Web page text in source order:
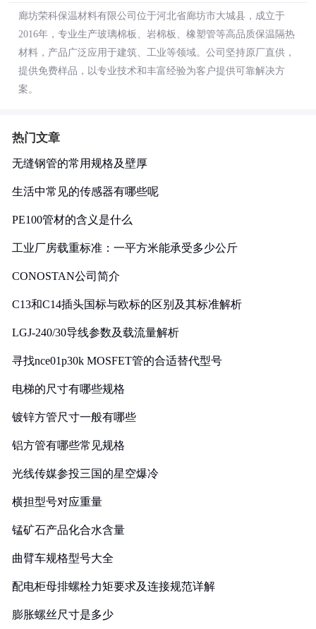
廊坊荣科保温材料有限公司位于河北省廊坊市大城县，成立于
2016年，专业生产玻璃棉板、岩棉板、橡塑管等高品质保温隔热
材料，产品广泛应用于建筑、工业等领域。公司坚持原厂直供，
提供免费样品，以专业技术和丰富经验为客户提供可靠解决方
案。
热门文章
无缝钢管的常用规格及壁厚
生活中常见的传感器有哪些呢
PE100管材的含义是什么
工业厂房载重标准：一平方米能承受多少公斤
CONOSTAN公司简介
C13和C14插头国标与欧标的区别及其标准解析
LGJ-240/30导线参数及载流量解析
寻找nce01p30k MOSFET管的合适替代型号
电梯的尺寸有哪些规格
镀锌方管尺寸一般有哪些
铝方管有哪些常见规格
光线传媒参投三国的星空爆冷
横担型号对应重量
锰矿石产品化合水含量
曲臂车规格型号大全
配电柜母排螺栓力矩要求及连接规范详解
膨胀螺丝尺寸是多少